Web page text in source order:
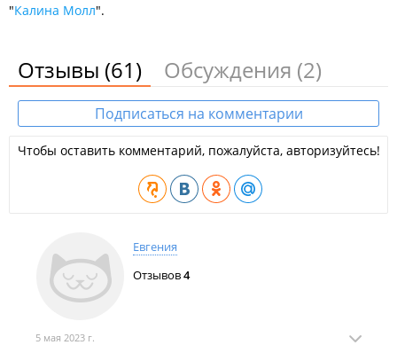
"Калина Молл".
Отзывы (61) Обсуждения (2)
Подписаться на комментарии
Чтобы оставить комментарий, пожалуйста, авторизуйтесь!
Евгения
Отзывов4
5 мая 2023 г.